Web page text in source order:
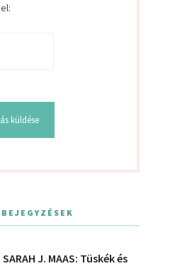
SARAH J. MAAS: Tüskék és